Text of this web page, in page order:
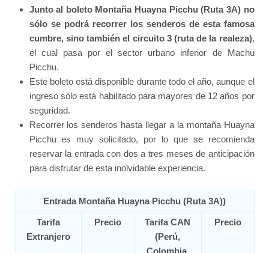
Junto al boleto Montaña Huayna Picchu (Ruta 3A) no
sólo se podrá recorrer los senderos de esta famosa
cumbre, sino también el circuito 3 (ruta de la realeza),
el cual pasa por el sector urbano inferior de Machu
Picchu.
Este boleto está disponible durante todo el año, aunque el
ingreso sólo está habilitado para mayores de 12 años por
seguridad.
Recorrer los senderos hasta llegar a la montaña Huayna
Picchu es muy solicitado, por lo que se recomienda
reservar la entrada con dos a tres meses de anticipación
para disfrutar de esta inolvidable experiencia.
Entrada Montaña Huayna Picchu (Ruta 3A))
Tarifa
Extranjero
Precio
Tarifa CAN
(Perú,
Colombia,
Precio